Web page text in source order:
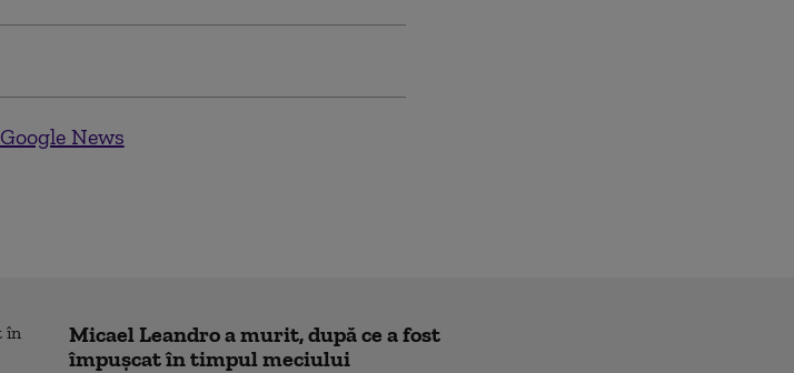
Google News
Micael Leandro a murit, după ce a fost
împușcat în timpul meciului